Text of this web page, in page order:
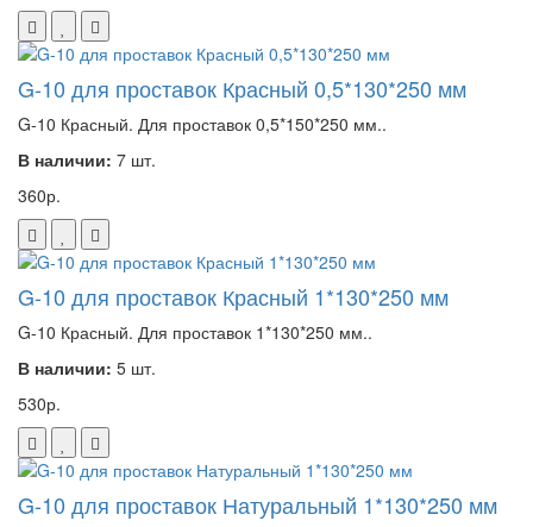
G-10 для проставок Красный 0,5*130*250 мм
G-10 Красный. Для проставок 0,5*150*250 мм..
В наличии: 7 шт.
360р.
G-10 для проставок Красный 1*130*250 мм
G-10 Красный. Для проставок 1*130*250 мм..
В наличии: 5 шт.
530р.
G-10 для проставок Натуральный 1*130*250 мм